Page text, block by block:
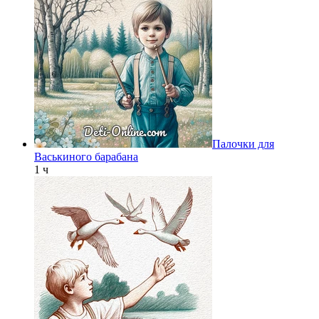
Палочки для
Васькиного барабана
1 ч